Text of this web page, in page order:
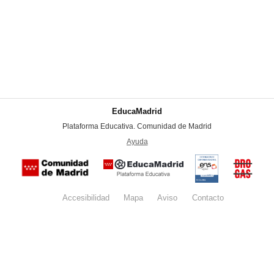
EducaMadrid
Plataforma Educativa. Comunidad de Madrid
Ayuda
Certificación
conformidad
con el
Nacional de
Seguridad
del
Accesibilidad Mapa Aviso legalContacto